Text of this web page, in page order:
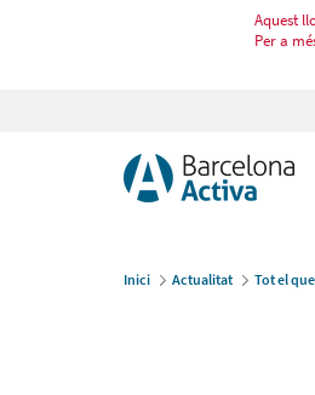
Aquest
Per a
Inici Actualitat Tot el